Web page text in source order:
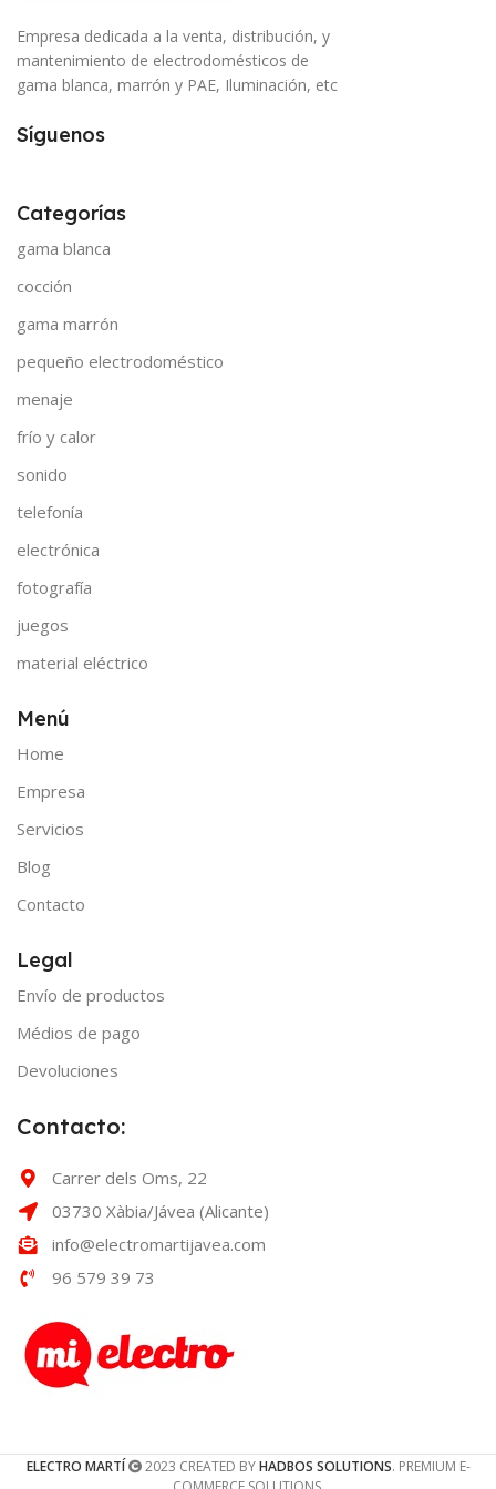
Empresa dedicada a la venta, distribución, y
mantenimiento de electrodomésticos de
gama blanca, marrón y PAE, Iluminación, etc
Síguenos
Categorías
gama blanca
cocción
gama marrón
pequeño electrodoméstico
menaje
frío y calor
sonido
telefonía
electrónica
fotografía
juegos
material eléctrico
Menú
Home
Empresa
Servicios
Blog
Contacto
Legal
Envío de productos
Médios de pago
Devoluciones
Contacto:
Carrer dels Oms, 22
03730 Xàbia/Jávea (Alicante)
info@electromartijavea.com
96 579 39 73
ELECTRO MARTÍ 2023 CREATED BYHADBOS SOLUTIONS. PREMIUM E-